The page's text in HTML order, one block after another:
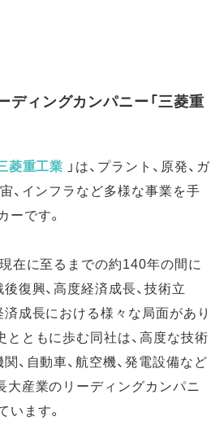
ディングカンパニー「三菱重
菱重工業 」は、プラント、原発、ガ
、インフラなど多様な事業を手
です。
在に至るまでの約140年の間に
復興、高度経済成長、技術立
成長における様々な局面があり
とともに歩む同社は、高度な技術
、自動車、航空機、発電設備など
大産業のリーディングカンパニ
ます。